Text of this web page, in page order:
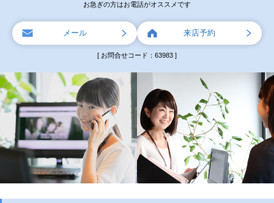
お急ぎの方はお電話がオススメです
メール 来店予約
[ お問合せコード：63983 ]